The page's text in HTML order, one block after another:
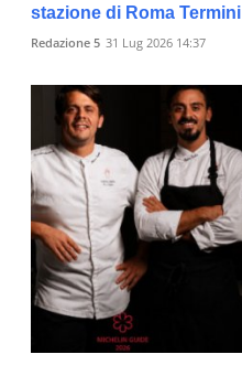
stazione di Roma Termini
Redazione 5 31 Lug 2026 14:37